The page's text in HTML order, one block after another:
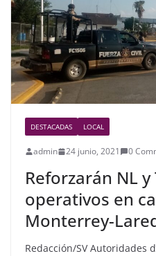
DESTACADAS LOCAL
admin 24 junio, 2021 0
Reforzarán NL
operativos en
Monterrey-
Redacción/SV Autoridades